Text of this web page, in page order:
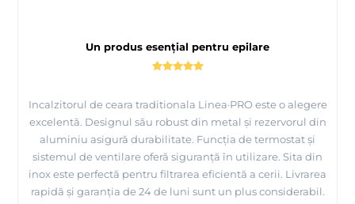
100lei !
modul de livrare, plata, etc, ne puteti contacta telefonic !
- incalzitorul de ceara are inclus in pretTaxa de Timbru Verde.
Aceasta taxa se adauga pe factura de catre importatorii sau
producatorii echipamentelor electrice si electronice (EEE) si
trebuie evidentiata separat ca si pozitie pe factura. Taxa ajunge
Un produs esențial pentru epilare
Incalzitorul de ceara traditionala Linea·PRO este o alegere
excelentă. Designul său robust din metal și rezervorul din
aluminiu asigură durabilitate. Funcția de termostat și
sistemul de ventilare oferă siguranță în utilizare. Sita din
inox este perfectă pentru filtrarea eficientă a cerii. Livrarea
rapidă și garanția de 24 de luni sunt un plus considerabil.